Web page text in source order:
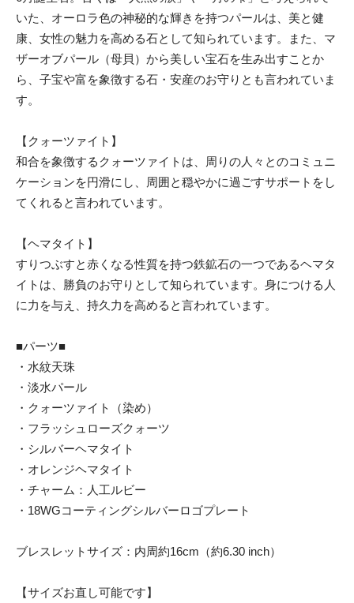
いた、オーロラ色の神秘的な輝きを持つパールは、美と健
康、女性の魅力を高める石として知られています。また、マ
ザーオブパール（母貝）から美しい宝石を生み出すことか
ら、子宝や富を象徴する石・安産のお守りとも言われていま
す。
【クォーツァイト】
和合を象徴するクォーツァイトは、周りの人々とのコミュニ
ケーションを円滑にし、周囲と穏やかに過ごすサポートをし
てくれると言われています。
【ヘマタイト】
すりつぶすと赤くなる性質を持つ鉄鉱石の一つであるヘマタ
イトは、勝負のお守りとして知られています。身につける人
に力を与え、持久力を高めると言われています。
■パーツ■
・水紋天珠
・淡水パール
・クォーツァイト（染め）
・フラッシュローズクォーツ
・シルバーヘマタイト
・オレンジヘマタイト
・チャーム：人工ルビー
・18WGコーティングシルバーロゴプレート
ブレスレットサイズ：内周約16cm（約6.30 inch）
【サイズお直し可能です】